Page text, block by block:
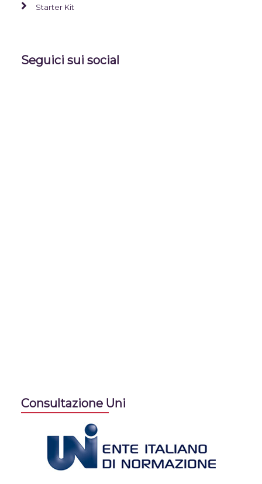
Starter Kit
Seguici sui social
Consultazione Uni